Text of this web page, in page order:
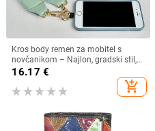
Kros body remen za mobitel s
novčanikom – Najlon, gradski stil,
unisex, Pick up
16.17 €
add_shopping_cart